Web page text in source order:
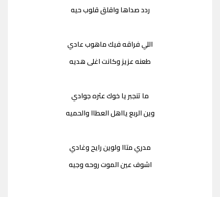
ردد صداها واقلق قلوب حيه
اللي فراقه فيك ماهوب عادي
طعنه عزيز وكانت اغلى هديه
ما تنجبر يا خوك عثره جوادي
وين الربع يااهل العطاا والحميه
مدري متاا ولوين رايح وغادي
اشوف عين الموت روحه وجيه